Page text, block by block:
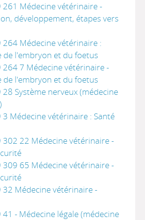
261 Médecine vétérinaire -
développement, étapes vers
264 Médecine vétérinaire :
de l'embryon et du foetus
264 7 Médecine vétérinaire -
de l'embryon et du foetus
Système nerveux (médecine
Médecine vétérinaire : Santé
302 22 Médecine vétérinaire -
309 65 Médecine vétérinaire -
32 Médecine vétérinaire -
- Médecine légale (médecine